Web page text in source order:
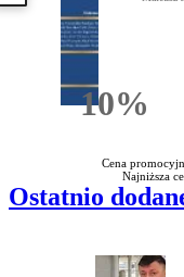
10%
Cena
Najniższa
Ostatnio